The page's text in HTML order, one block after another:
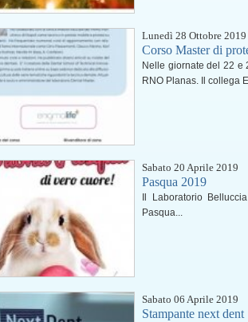
Lunedì 28 Ottobre 2019
Corso Master di
Nelle giornate del 22 e
RNO Planas. Il collega
Sabato 20 Aprile 2019
Pasqua 2019
Il Laboratorio
Pasqua...
Sabato 06 Aprile 2019
Stampante next dent